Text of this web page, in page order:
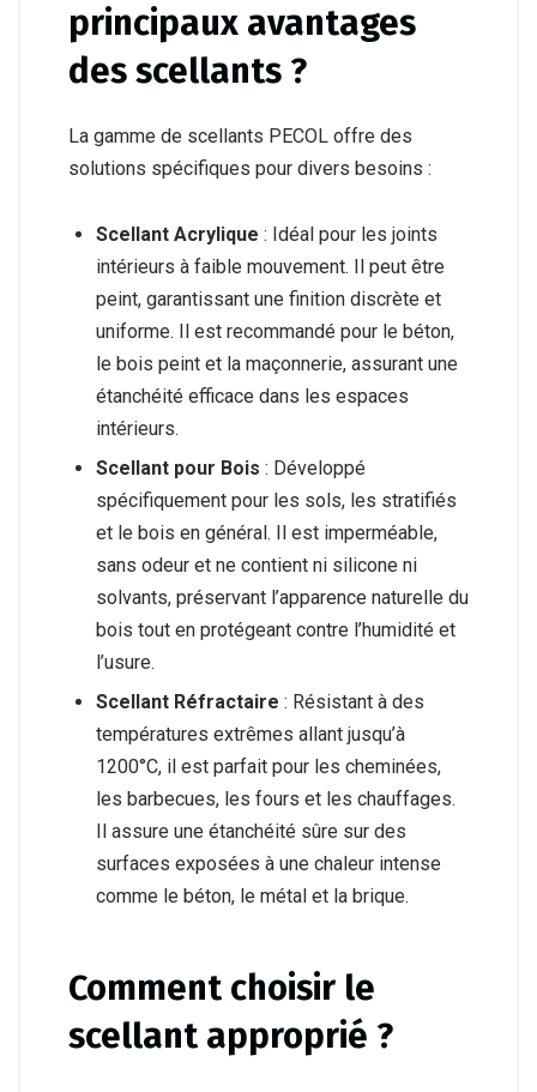
principaux avantages
des scellants ?
La gamme de scellants PECOL offre des
solutions spécifiques pour divers besoins :
Scellant Acrylique : Idéal pour les joints
intérieurs à faible mouvement. Il peut être
peint, garantissant une finition discrète et
uniforme. Il est recommandé pour le béton,
le bois peint et la maçonnerie, assurant une
étanchéité efficace dans les espaces
intérieurs.
Scellant pour Bois : Développé
spécifiquement pour les sols, les stratifiés
et le bois en général. Il est imperméable,
sans odeur et ne contient ni silicone ni
solvants, préservant l’apparence naturelle du
bois tout en protégeant contre l’humidité et
l’usure.
Scellant Réfractaire : Résistant à des
températures extrêmes allant jusqu’à
1200°C, il est parfait pour les cheminées,
les barbecues, les fours et les chauffages.
Il assure une étanchéité sûre sur des
surfaces exposées à une chaleur intense
comme le béton, le métal et la brique.
Comment choisir le
scellant approprié ?